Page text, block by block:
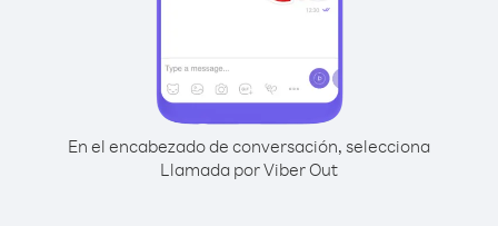
En el encabezado de conversación, selecciona
Llamada por Viber Out